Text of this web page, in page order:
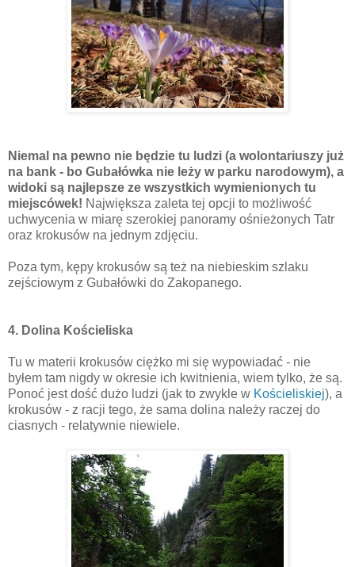
Niemal na pewno nie będzie tu ludzi (a wolontariuszy już
na bank - bo Gubałówka nie leży w parku narodowym), a
widoki są najlepsze ze wszystkich wymienionych tu
miejscówek! Największa zaleta tej opcji to możliwość
uchwycenia w miarę szerokiej panoramy ośnieżonych Tatr
oraz krokusów na jednym zdjęciu.
Poza tym, kępy krokusów są też na niebieskim szlaku
zejściowym z Gubałówki do Zakopanego.
4. Dolina Kościeliska
Tu w materii krokusów ciężko mi się wypowiadać - nie
byłem tam nigdy w okresie ich kwitnienia, wiem tylko, że są.
Ponoć jest dość dużo ludzi (jak to zwykle w Kościeliskiej), a
krokusów - z racji tego, że sama dolina należy raczej do
ciasnych - relatywnie niewiele.